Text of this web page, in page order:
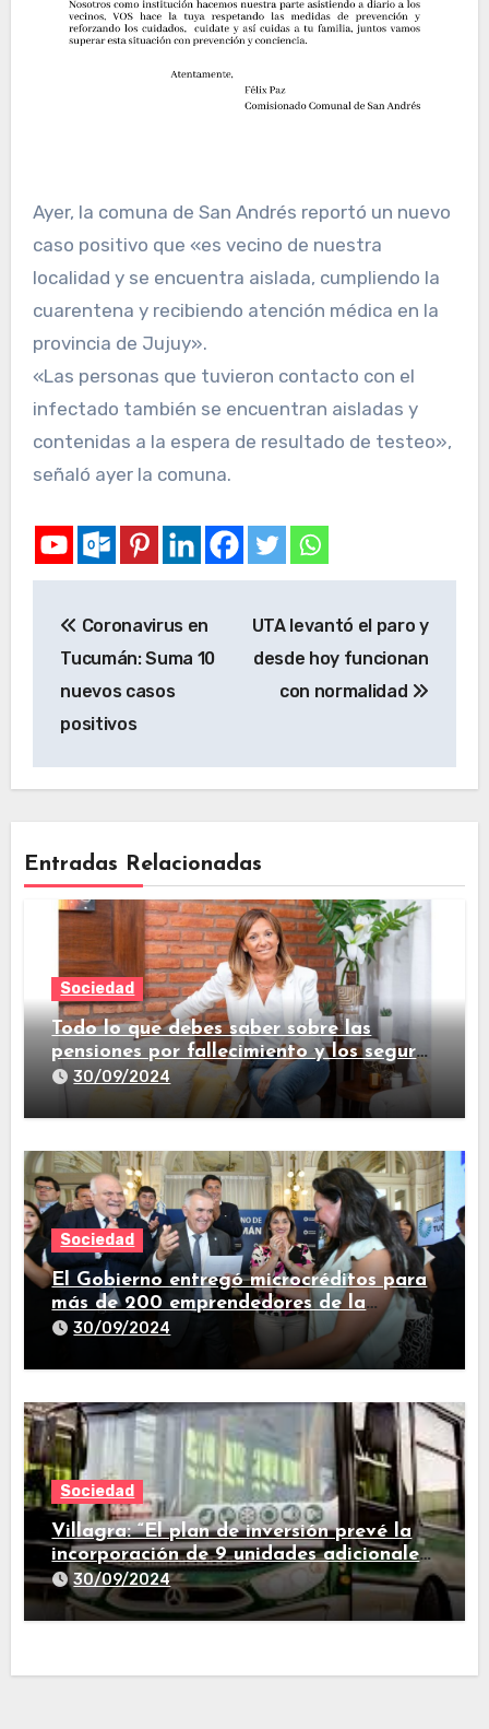
Ayer, la comuna de San Andrés reportó un nuevo
caso positivo que «es vecino de nuestra
localidad y se encuentra aislada, cumpliendo la
cuarentena y recibiendo atención médica en la
provincia de Jujuy».
«Las personas que tuvieron contacto con el
infectado también se encuentran aisladas y
contenidas a la espera de resultado de testeo»,
señaló ayer la comuna.
Coronavirus en
Tucumán: Suma 10
nuevos casos
positivos
UTA levantó el paro y
desde hoy funcionan
con normalidad
Entradas Relacionadas
Sociedad
Todo lo que debes saber sobre las
pensiones por fallecimiento y los seguros
de vida
30/09/2024
Sociedad
El Gobierno entregó microcréditos para
más de 200 emprendedores de la
provincia
30/09/2024
Sociedad
Villagra: “El plan de inversión prevé la
incorporación de 9 unidades adicionales
para 2025″
30/09/2024